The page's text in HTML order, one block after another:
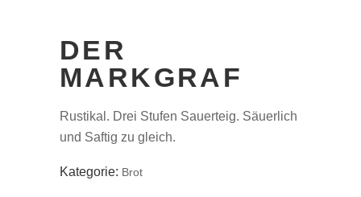
DER
MARKGRAF
Rustikal. Drei Stufen Sauerteig. Säuerlich
und Saftig zu gleich.
Kategorie: Brot